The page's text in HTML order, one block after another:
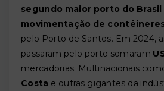
segundo maior porto do Brasil
movimentação de
pelo Porto de Santos. Em 2024,
passaram pelo porto somaram
mercadorias. Multinacionais
Costa e outras gigantes da